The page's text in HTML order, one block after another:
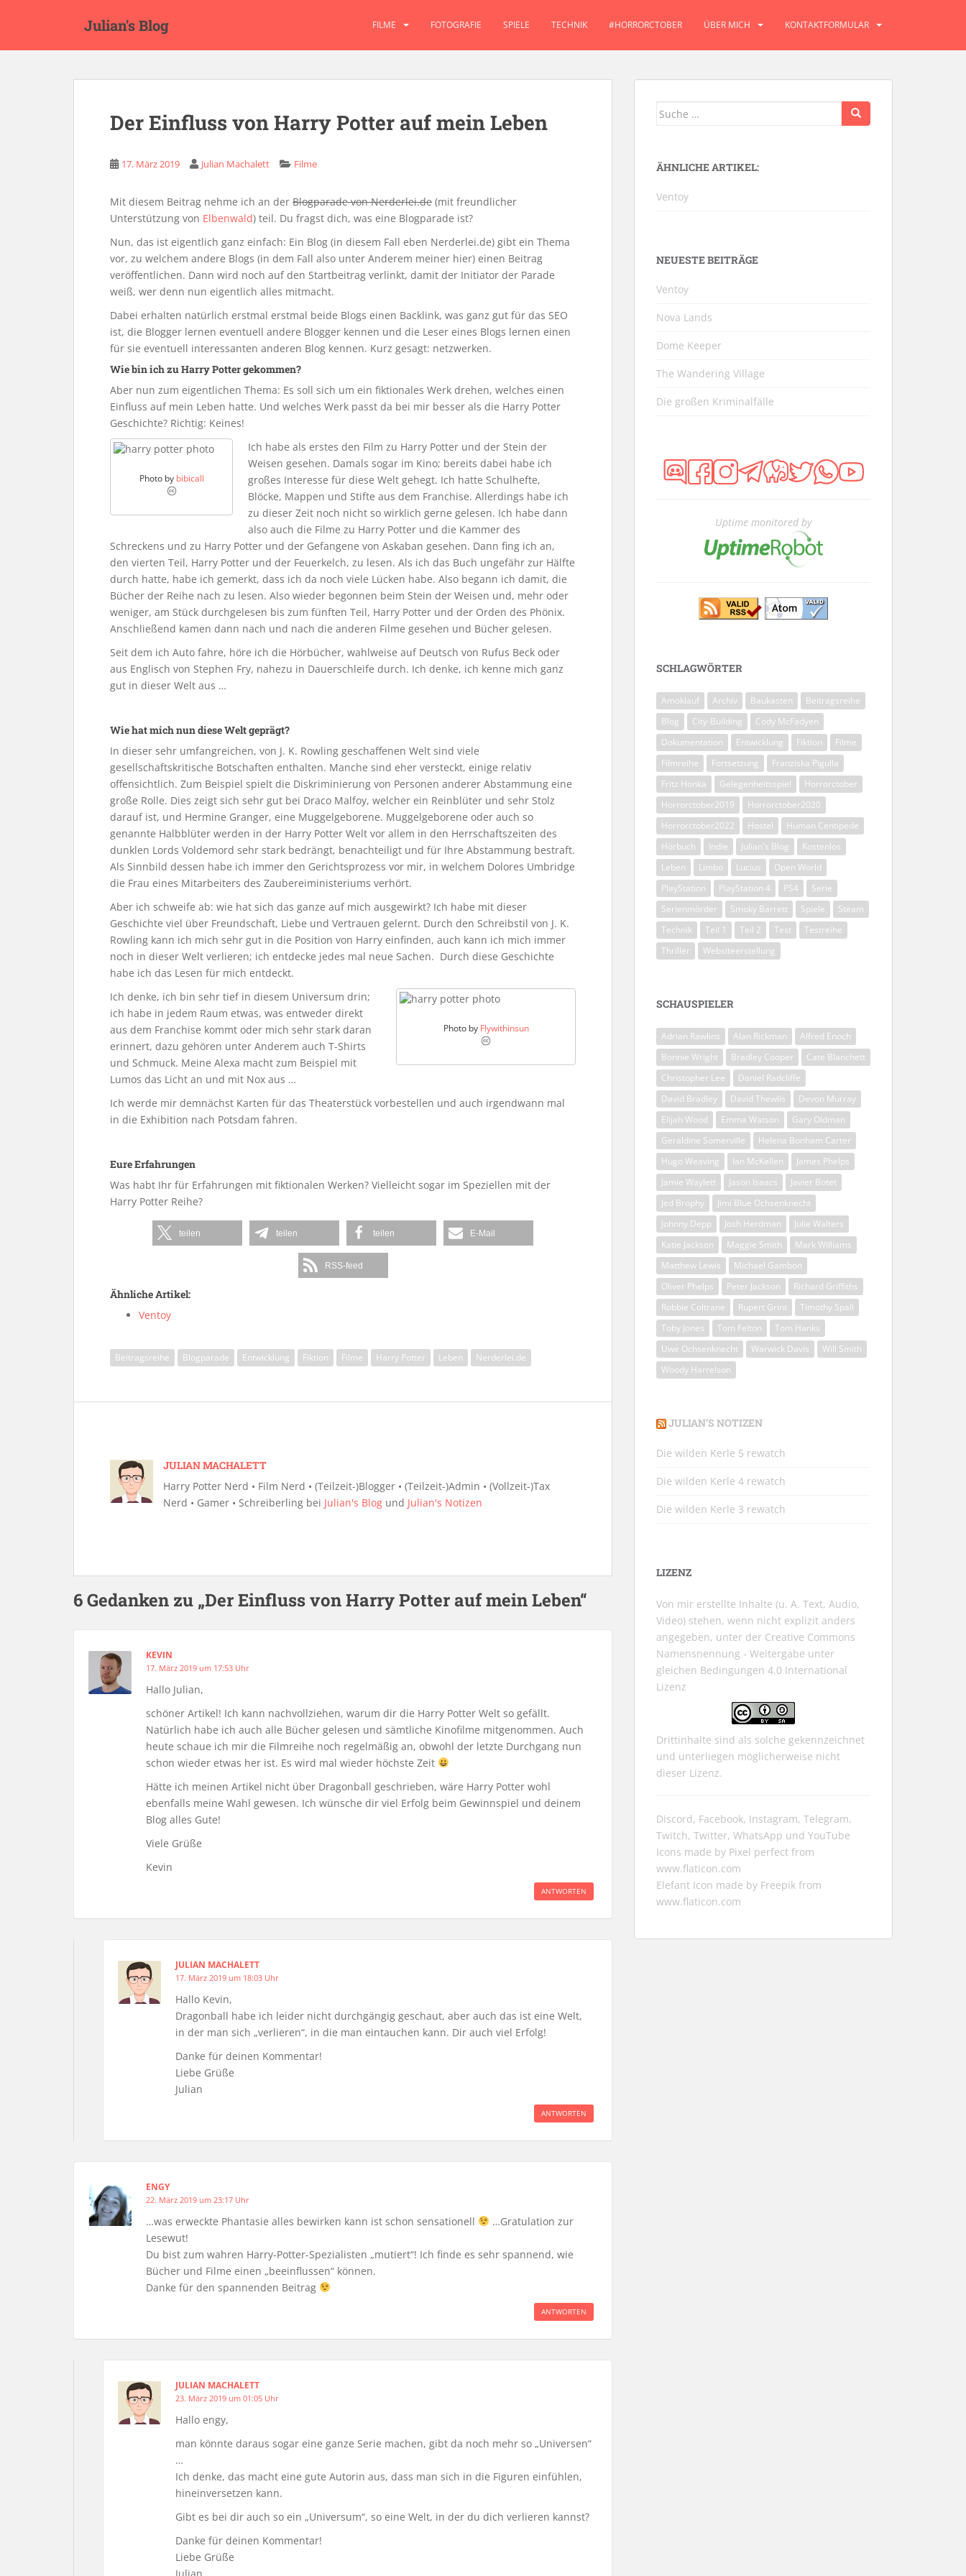
Julian's Blog FILME FOTOGRAFIE SPIELE TECHNIK #HORRORCTOBER ÜBER MICH KONTAKTFORMULAR
Der Einfluss von Harry Potter auf mein Leben
17. März 2019 Julian Machalett Filme
Mit diesem Beitrag nehme ich an der Blogparade von Nerderlei.de (mit freundlicher
Unterstützung von Elbenwald) teil. Du fragst dich, was eine Blogparade ist?
Nun, das ist eigentlich ganz einfach: Ein Blog (in diesem Fall eben Nerderlei.de) gibt ein Thema
vor, zu welchem andere Blogs (in dem Fall also unter Anderem meiner hier) einen Beitrag
veröffentlichen. Dann wird noch auf den Startbeitrag verlinkt, damit der Initiator der Parade
weiß, wer denn nun eigentlich alles mitmacht.
Dabei erhalten natürlich erstmal erstmal beide Blogs einen Backlink, was ganz gut für das SEO
ist, die Blogger lernen eventuell andere Blogger kennen und die Leser eines Blogs lernen einen
für sie eventuell interessanten anderen Blog kennen. Kurz gesagt: netzwerken.
Wie bin ich zu Harry Potter gekommen?
Aber nun zum eigentlichen Thema: Es soll sich um ein fiktionales Werk drehen, welches einen
Einfluss auf mein Leben hatte. Und welches Werk passt da bei mir besser als die Harry Potter
Geschichte? Richtig: Keines!
Photo by bibicall
Ich habe als erstes den Film zu Harry Potter und der Stein der
Weisen gesehen. Damals sogar im Kino; bereits dabei habe ich
großes Interesse für diese Welt gehegt. Ich hatte Schulhefte,
Blöcke, Mappen und Stifte aus dem Franchise. Allerdings habe ich
zu dieser Zeit noch nicht so wirklich gerne gelesen. Ich habe dann
also auch die Filme zu Harry Potter und die Kammer des
Schreckens und zu Harry Potter und der Gefangene von Askaban gesehen. Dann fing ich an,
den vierten Teil, Harry Potter und der Feuerkelch, zu lesen. Als ich das Buch ungefähr zur Hälfte
durch hatte, habe ich gemerkt, dass ich da noch viele Lücken habe. Also begann ich damit, die
Bücher der Reihe nach zu lesen. Also wieder begonnen beim Stein der Weisen und, mehr oder
weniger, am Stück durchgelesen bis zum fünften Teil, Harry Potter und der Orden des Phönix.
Anschließend kamen dann nach und nach die anderen Filme gesehen und Bücher gelesen.
Seit dem ich Auto fahre, höre ich die Hörbücher, wahlweise auf Deutsch von Rufus Beck oder
aus Englisch von Stephen Fry, nahezu in Dauerschleife durch. Ich denke, ich kenne mich ganz
gut in dieser Welt aus …
Wie hat mich nun diese Welt geprägt?
In dieser sehr umfangreichen, von J. K. Rowling geschaffenen Welt sind viele
gesellschaftskritische Botschaften enthalten. Manche sind eher versteckt, einige relativ
offensichtlich. Zum Beispiel spielt die Diskriminierung von Personen anderer Abstammung eine
große Rolle. Dies zeigt sich sehr gut bei Draco Malfoy, welcher ein Reinblüter und sehr Stolz
darauf ist, und Hermine Granger, eine Muggelgeborene. Muggelgeborene oder auch so
genannte Halbblüter werden in der Harry Potter Welt vor allem in den Herrschaftszeiten des
dunklen Lords Voldemord sehr stark bedrängt, benachteiligt und für Ihre Abstammung bestraft.
Als Sinnbild dessen habe ich immer den Gerichtsprozess vor mir, in welchem Dolores Umbridge
die Frau eines Mitarbeiters des Zaubereiministeriums verhört.
Aber ich schweife ab: wie hat sich das ganze auf mich ausgewirkt? Ich habe mit dieser
Geschichte viel über Freundschaft, Liebe und Vertrauen gelernt. Durch den Schreibstil von J. K.
Rowling kann ich mich sehr gut in die Position von Harry einfinden, auch kann ich mich immer
noch in dieser Welt verlieren; ich entdecke jedes mal neue Sachen. Durch diese Geschichte
habe ich das Lesen für mich entdeckt.
Photo by Flywithinsun
Ich denke, ich bin sehr tief in diesem Universum drin;
ich habe in jedem Raum etwas, was entweder direkt
aus dem Franchise kommt oder mich sehr stark daran
erinnert, dazu gehören unter Anderem auch T-Shirts
und Schmuck. Meine Alexa macht zum Beispiel mit
Lumos das Licht an und mit Nox aus …
Ich werde mir demnächst Karten für das Theaterstück vorbestellen und auch irgendwann mal
in die Exhibition nach Potsdam fahren.
Eure Erfahrungen
Was habt Ihr für Erfahrungen mit fiktionalen Werken? Vielleicht sogar im Speziellen mit der
Harry Potter Reihe?
teilen teilen teilen E-Mail
RSS-feed
Ähnliche Artikel:
Ventoy
Beitragsreihe Blogparade Entwicklung Fiktion Filme Harry Potter Leben Nerderlei.de
JULIAN MACHALETT
Harry Potter Nerd • Film Nerd • (Teilzeit-)Blogger • (Teilzeit-)Admin • (Vollzeit-)Tax
Nerd • Gamer • Schreiberling bei Julian's Blog und Julian's Notizen
6 Gedanken zu „Der Einfluss von Harry Potter auf mein Leben“
KEVIN
17. März 2019 um 17:53 Uhr
Hallo Julian,
schöner Artikel! Ich kann nachvollziehen, warum dir die Harry Potter Welt so gefällt.
Natürlich habe ich auch alle Bücher gelesen und sämtliche Kinofilme mitgenommen. Auch
heute schaue ich mir die Filmreihe noch regelmäßig an, obwohl der letzte Durchgang nun
schon wieder etwas her ist. Es wird mal wieder höchste Zeit
Hätte ich meinen Artikel nicht über Dragonball geschrieben, wäre Harry Potter wohl
ebenfalls meine Wahl gewesen. Ich wünsche dir viel Erfolg beim Gewinnspiel und deinem
Blog alles Gute!
Viele Grüße
Kevin
ANTWORTEN
JULIAN MACHALETT
17. März 2019 um 18:03 Uhr
Hallo Kevin,
Dragonball habe ich leider nicht durchgängig geschaut, aber auch das ist eine Welt,
in der man sich „verlieren“, in die man eintauchen kann. Dir auch viel Erfolg!
Danke für deinen Kommentar!
Liebe Grüße
Julian
ANTWORTEN
ENGY
22. März 2019 um 23:17 Uhr
…was erweckte Phantasie alles bewirken kann ist schon sensationell
…Gratulation zur
Lesewut!
Du bist zum wahren Harry-Potter-Spezialisten „mutiert“! Ich finde es sehr spannend, wie
Bücher und Filme einen „beeinflussen“ können.
Danke für den spannenden Beitrag
ANTWORTEN
JULIAN MACHALETT
23. März 2019 um 01:05 Uhr
Hallo engy,
man könnte daraus sogar eine ganze Serie machen, gibt da noch mehr so „Universen“
…
Ich denke, das macht eine gute Autorin aus, dass man sich in die Figuren einfühlen,
hineinversetzen kann.
Gibt es bei dir auch so ein „Universum“, so eine Welt, in der du dich verlieren kannst?
Danke für deinen Kommentar!
Liebe Grüße
Suche
ÄHNLICHE ARTIKEL:
Ventoy
NEUESTE BEITRÄGE
Ventoy
Nova Lands
Dome Keeper
The Wandering Village
Die großen Kriminalfälle
Uptime monitored by
SCHLAGWÖRTER
Amoklauf Archiv Baukasten
Beitragsreihe
Blog
City-Building
Cody McFadyen
Dokumentation
Entwicklung Fiktion
Filme
Filmreihe
Fortsetzung
Franziska Pigulla
Fritz Honka
Gelegenheitsspiel
Horrorctober
Horrorctober2019
Horrorctober2020
Horrorctober2022
Hostel
Human Centipede
Hörbuch
Indie Julian's Blog
Kostenlos
Leben
Limbo Lucius
Open World
PlayStation
PlayStation 4 PS4
Serie
Serienmörder
Smoky Barrett Spiele
Steam
Technik
Teil 1 Teil 2 Test
Testreihe
Thriller
Websiteerstellung
SCHAUSPIELER
Adrian Rawlins Alan Rickman
Alfred Enoch
Bonnie Wright
Bradley Cooper
Cate Blanchett
Christopher Lee
Daniel Radcliffe
David Bradley
David Thewlis
Devon Murray
Elijah Wood
Emma Watson
Gary Oldman
Geraldine Somerville
Helena Bonham Carter
Hugo Weaving
Ian McKellen
James Phelps
Jamie Waylett
Jason Isaacs
Javier Botet
Jed Brophy
Jimi Blue Ochsenknecht
Johnny Depp
Josh Herdman
Julie Walters
Katie Jackson
Maggie Smith
Mark Williams
Matthew Lewis
Michael Gambon
Oliver Phelps
Peter Jackson
Richard Griffiths
Robbie Coltrane
Rupert Grint
Timothy Spall
Toby Jones
Tom Felton
Tom Hanks
Uwe Ochsenknecht
Warwick Davis
Will Smith
Woody Harrelson
JULIAN’S NOTIZEN
Die wilden Kerle 5 rewatch
Die wilden Kerle 4 rewatch
Die wilden Kerle 3 rewatch
LIZENZ
Von mir erstellte Inhalte (u. A. Text, Audio,
Video) stehen, wenn nicht explizit anders
angegeben, unter der Creative Commons
Namensnennung - Weitergabe unter
gleichen Bedingungen 4.0 International
Lizenz
Drittinhalte sind als solche gekennzeichnet
und unterliegen möglicherweise nicht
dieser Lizenz.
Discord, Facebook, Instagram, Telegram,
Twitch, Twitter, WhatsApp und YouTube
Icons made by Pixel perfect from
www.flaticon.com
Elefant Icon made by Freepik from
www.flaticon.com